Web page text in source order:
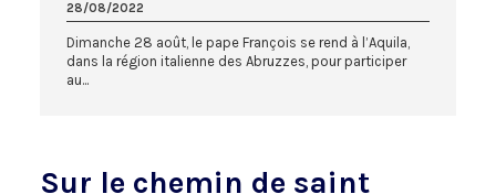
28/08/2022
Dimanche 28 août, le pape François se rend à l’Aquila,
dans la région italienne des Abruzzes, pour participer
au...
Sur le chemin de saint